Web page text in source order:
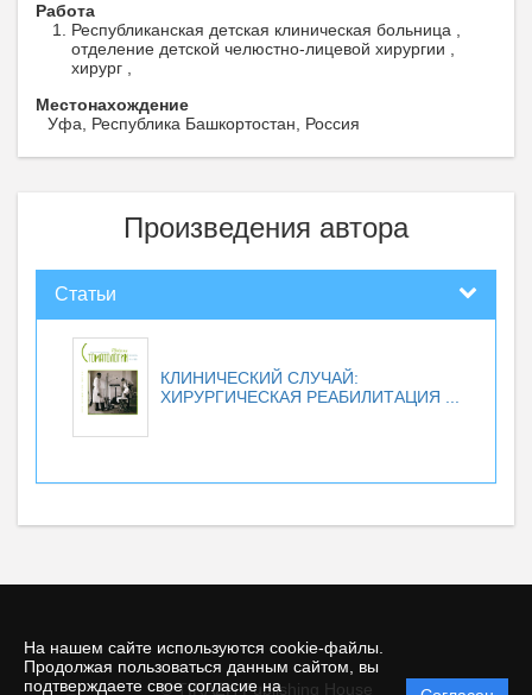
На нашем сайте используются cookie-файлы.
Продолжая пользоваться данным сайтом, вы
подтверждаете свое согласие на
Работа
Республиканская детская клиническая больница ,
отделение детской челюстно-лицевой хирургии ,
хирург ,
Местонахождение
Уфа, Республика Башкортостан, Россия
Произведения автора
Статьи
КЛИНИЧЕСКИЙ СЛУЧАЙ:
ХИРУРГИЧЕСКАЯ РЕАБИЛИТАЦИЯ ...
© TIRAZH Publishing House